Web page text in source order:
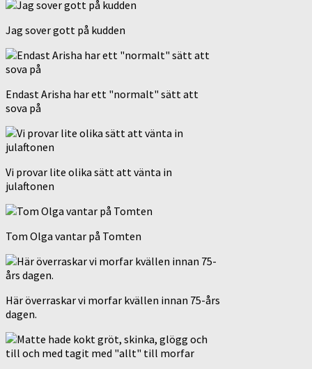
Jag sover gott på kudden
Endast Arisha har ett "normalt" sätt att
sova på
Vi provar lite olika sätt att vänta in
julaftonen
Tom Olga vantar på Tomten
Här överraskar vi morfar kvällen innan 75-års
dagen.